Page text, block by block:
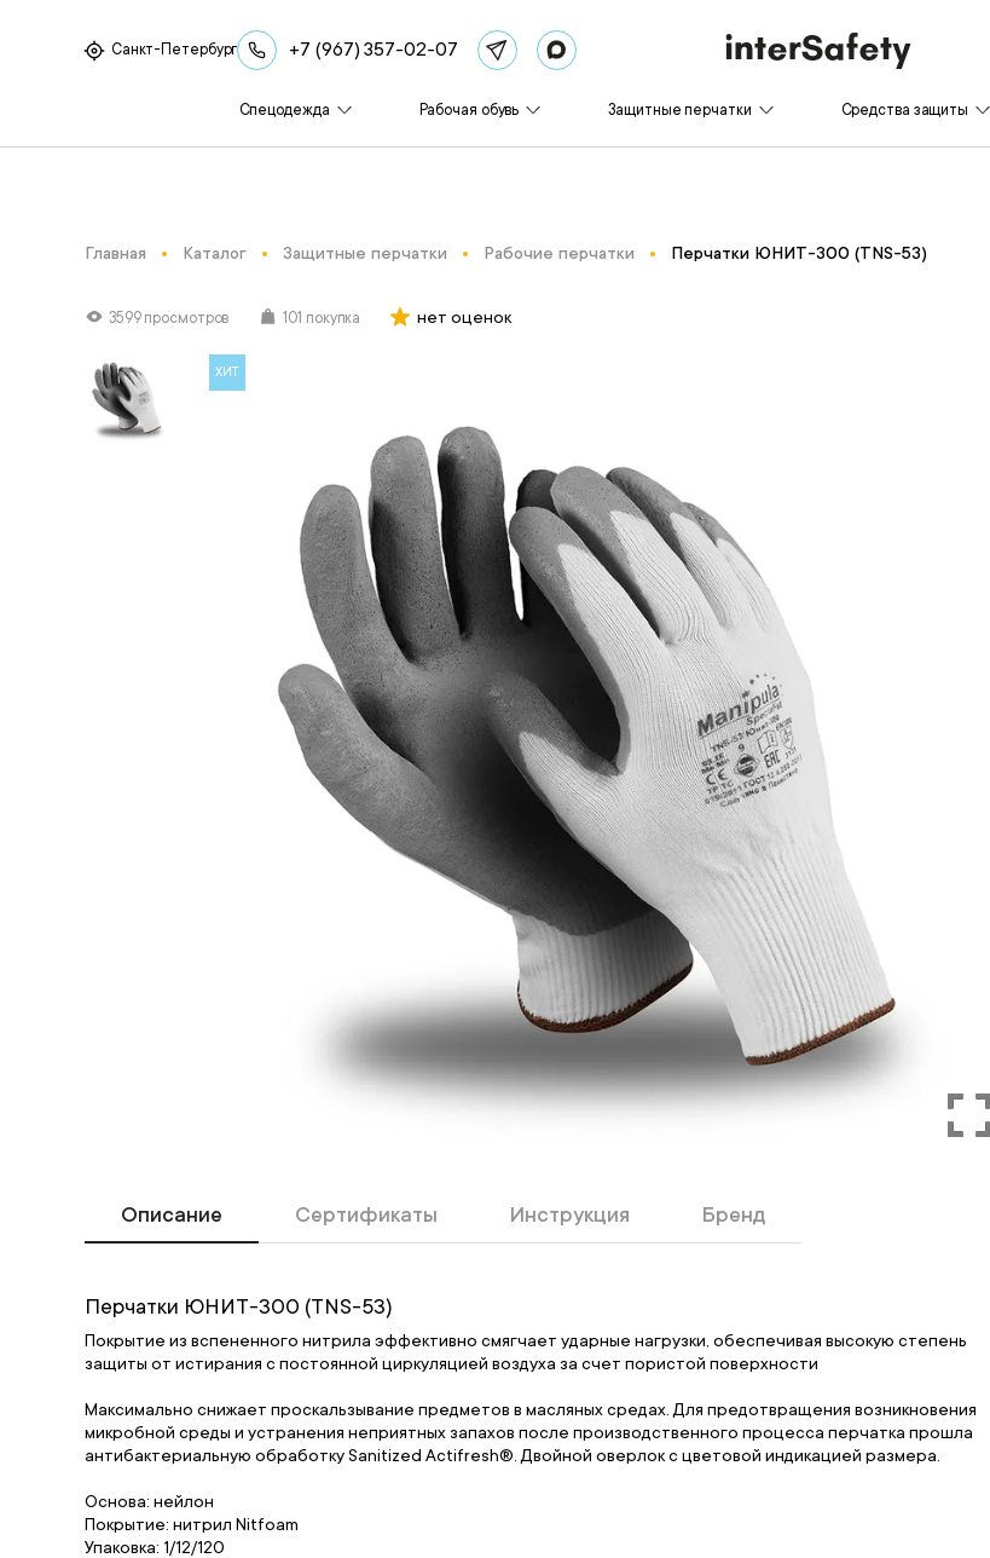
Санкт-Петербург +7 (967) 357-02-07
Спецодежда Рабочая обувь Защитные перчатки Средства защиты
Главная Каталог Защитные перчатки Рабочие перчатки Перчатки ЮНИТ-300 (TNS-53)
3599 просмотров 101 покупка нет оценок
ХИТ
Описание Сертификаты Инструкция Бренд
Перчатки ЮНИТ-300 (TNS-53)
Покрытие из вспененного нитрила эффективно смягчает ударные нагрузки, обеспечивая высокую степень
защиты от истирания с постоянной циркуляцией воздуха за счет пористой поверхности
Максимально снижает проскальзывание предметов в масляных средах. Для предотвращения возникновения
микробной среды и устранения неприятных запахов после производственного процесса перчатка прошла
антибактериальную обработку Sanitized Actifresh®. Двойной оверлок с цветовой индикацией размера.
Основа: нейлон
Покрытие: нитрил Nitfoam
Упаковка: 1/12/120